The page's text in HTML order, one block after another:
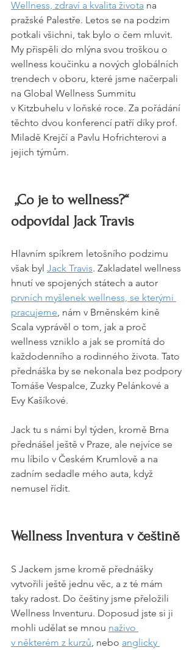
Wellness, zdraví a kvalita života na
pražské Palestře. Letos se na podzim
potkali všichni, tak bylo o čem mluvit.
My přispěli do mlýna svou troškou o
wellness koučinku a nových globálních
trendech v oboru, které jsme načerpali
na Global Wellness Summitu
v Kitzbuhelu v loňské roce. Za pořádání
těchto dvou konferencí patří díky prof.
Miladě Krejčí a Pavlu Hofrichterovi a
jejich týmům.
„Co je to wellness?“
odpovídal Jack Travis
Hlavním spíkrem letošního podzimu
však byl Jack Travis. Zakladatel wellness
hnutí ve spojených státech a autor
prvních myšlenek wellness, se kterými
pracujeme, nám v Brněnském kině
Scala vyprávěl o tom, jak a proč
wellness vzniklo a jak se promítá do
každodenního a rodinného života. Tato
přednáška by se nekonala bez podpory
Tomáše Vespalce, Zuzky Pelánkové a
Evy Kašíkové.
Jack tu s námi byl týden, kromě Brna
přednášel ještě v Praze, ale nejvíce se
mu líbilo v Českém Krumlově a na
zadním sedadle mého auta, když
nemusel řídit.
Wellness Inventura v češtině
S Jackem jsme kromě přednášky
vytvořili ještě jednu věc, a z té mám
taky radost. Do češtiny jsme přeložili
Wellness Inventuru. Doposud jste si ji
mohli udělat se mnou naživo
v některém z kurzů, nebo anglicky